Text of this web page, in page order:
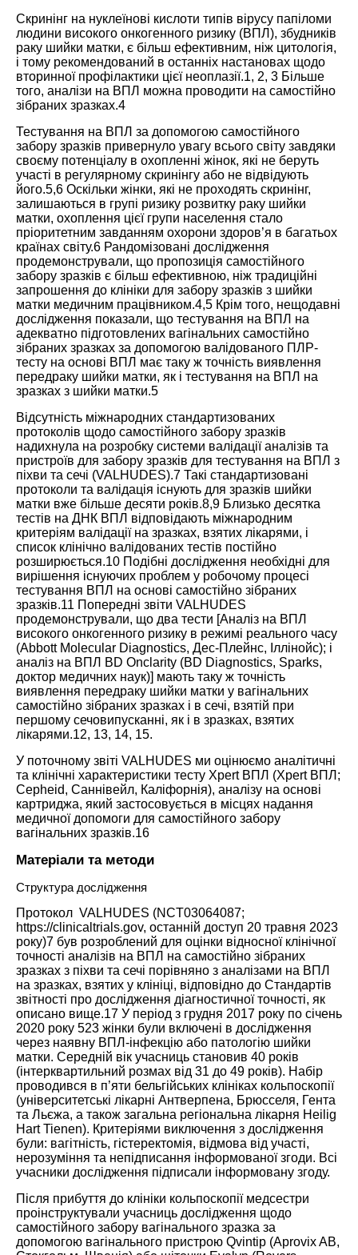
Скринінг на нуклеїнові кислоти типів вірусу папіломи
людини високого онкогенного ризику (ВПЛ), збудників
раку шийки матки, є більш ефективним, ніж цитологія,
і тому рекомендований в останніх настановах щодо
вторинної профілактики цієї неоплазії.1, 2, 3 Більше
того, аналізи на ВПЛ можна проводити на самостійно
зібраних зразках.4
Тестування на ВПЛ за допомогою самостійного
забору зразків привернуло увагу всього світу завдяки
своєму потенціалу в охопленні жінок, які не беруть
участі в регулярному скринінгу або не відвідують
його.5,6 Оскільки жінки, які не проходять скринінг,
залишаються в групі ризику розвитку раку шийки
матки, охоплення цієї групи населення стало
пріоритетним завданням охорони здоров’я в багатьох
країнах світу.6 Рандомізовані дослідження
продемонстрували, що пропозиція самостійного
забору зразків є більш ефективною, ніж традиційні
запрошення до клініки для забору зразків з шийки
матки медичним працівником.4,5 Крім того, нещодавні
дослідження показали, що тестування на ВПЛ на
адекватно підготовлених вагінальних самостійно
зібраних зразках за допомогою валідованого ПЛР-
тесту на основі ВПЛ має таку ж точність виявлення
передраку шийки матки, як і тестування на ВПЛ на
зразках з шийки матки.5
Відсутність міжнародних стандартизованих
протоколів щодо самостійного забору зразків
надихнула на розробку системи валідації аналізів та
пристроїв для забору зразків для тестування на ВПЛ з
піхви та сечі (VALHUDES).7 Такі стандартизовані
протоколи та валідація існують для зразків шийки
матки вже більше десяти років.8,9 Близько десятка
тестів на ДНК ВПЛ відповідають міжнародним
критеріям валідації на зразках, взятих лікарями, і
список клінічно валідованих тестів постійно
розширюється.10 Подібні дослідження необхідні для
вирішення існуючих проблем у робочому процесі
тестування ВПЛ на основі самостійно зібраних
зразків.11 Попередні звіти VALHUDES
продемонстрували, що два тести [Аналіз на ВПЛ
високого онкогенного ризику в режимі реального часу
(Abbott Molecular Diagnostics, Дес-Плейнс, Іллінойс); і
аналіз на ВПЛ BD Onclarity (BD Diagnostics, Sparks,
доктор медичних наук)] мають таку ж точність
виявлення передраку шийки матки у вагінальних
самостійно зібраних зразках і в сечі, взятій при
першому сечовипусканні, як і в зразках, взятих
лікарями.12, 13, 14, 15.
У поточному звіті VALHUDES ми оцінюємо аналітичні
та клінічні характеристики тесту Xpert ВПЛ (Xpert ВПЛ;
Cepheid, Саннівейл, Каліфорнія), аналізу на основі
картриджа, який застосовується в місцях надання
медичної допомоги для самостійного забору
вагінальних зразків.16
Матеріали та методи
Структура дослідження
Протокол VALHUDES (NCT03064087;
https://clinicaltrials.gov, останній доступ 20 травня 2023
року)7 був розроблений для оцінки відносної клінічної
точності аналізів на ВПЛ на самостійно зібраних
зразках з піхви та сечі порівняно з аналізами на ВПЛ
на зразках, взятих у клініці, відповідно до Стандартів
звітності про дослідження діагностичної точності, як
описано вище.17 У період з грудня 2017 року по січень
2020 року 523 жінки були включені в дослідження
через наявну ВПЛ-інфекцію або патологію шийки
матки. Середній вік учасниць становив 40 років
(інтерквартильний розмах від 31 до 49 років). Набір
проводився в п’яти бельгійських клініках кольпоскопії
(університетські лікарні Антверпена, Брюсселя, Гента
та Льєжа, а також загальна регіональна лікарня Heilig
Hart Tienen). Критеріями виключення з дослідження
були: вагітність, гістеректомія, відмова від участі,
нерозуміння та непідписання інформованої згоди. Всі
учасники дослідження підписали інформовану згоду.
Після прибуття до клініки кольпоскопії медсестри
проінструктували учасниць дослідження щодо
самостійного забору вагінального зразка за
допомогою вагінального пристрою Qvintip (Aprovix AB,